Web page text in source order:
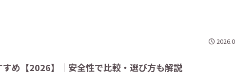
すめ【2026】｜安全性で比較・選び方も解説